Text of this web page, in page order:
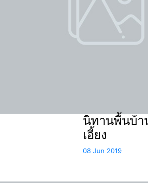
นิทานพื้นบ้า
เอี้ยง
08 Jun 2019